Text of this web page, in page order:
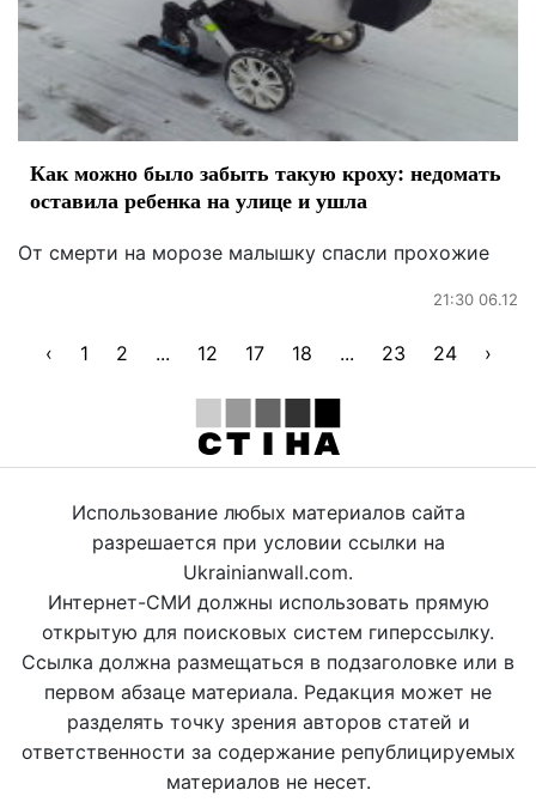
Как можно было забыть такую кроху: недомать
оставила ребенка на улице и ушла
От смерти на морозе малышку спасли прохожие
21:30 06.12
‹ 1 2 ... 12 17 18 ... 23 24 ›
Использование любых материалов сайта
разрешается при условии ссылки на
Ukrainianwall.com.
Интернет-СМИ должны использовать прямую
открытую для поисковых систем гиперссылку.
Ссылка должна размещаться в подзаголовке или в
первом абзаце материала. Редакция может не
разделять точку зрения авторов статей и
ответственности за содержание републицируемых
материалов не несет.